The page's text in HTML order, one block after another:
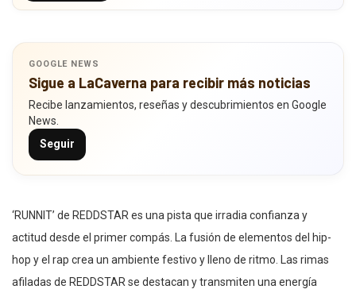
GOOGLE NEWS
Sigue a LaCaverna para recibir más noticias
Recibe lanzamientos, reseñas y descubrimientos en Google
News.
Seguir
‘RUNNIT’ de REDDSTAR es una pista que irradia confianza y
actitud desde el primer compás. La fusión de elementos del hip-
hop y el rap crea un ambiente festivo y lleno de ritmo. Las rimas
afiladas de REDDSTAR se destacan y transmiten una energía